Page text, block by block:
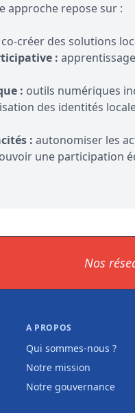
approche repose sur :
co-créer des solutions
:
: outils numériques
des identités
: autonomiser les
une participation
Nos
A PROPOS
Qui sommes-nous ?
Notre mission
Notre gouvernance